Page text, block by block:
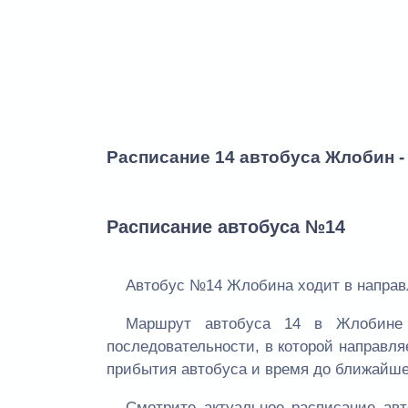
Расписание 14 автобуса Жлобин
Расписание автобуса №14
Автобус №14 Жлобина ходит в
Маршрут автобуса 14 в
последовательности, в которой
прибытия автобуса и время до